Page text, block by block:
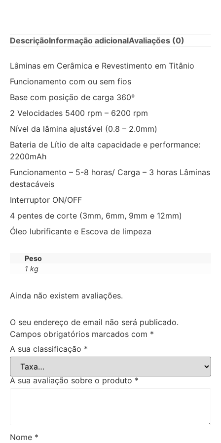
DescriçãoInformação adicionalAvaliações (0)
Lâminas em Cerâmica e Revestimento em Titânio
Funcionamento com ou sem fios
Base com posição de carga 360º
2 Velocidades 5400 rpm – 6200 rpm
Nível da lâmina ajustável (0.8 – 2.0mm)
Bateria de Lítio de alta capacidade e performance:
2200mAh
Funcionamento – 5-8 horas/ Carga – 3 horas Lâminas
destacáveis
Interruptor ON/OFF
4 pentes de corte (3mm, 6mm, 9mm e 12mm)
Óleo lubrificante e Escova de limpeza
Peso
1 kg
Ainda não existem avaliações.
O seu endereço de email não será publicado.
Campos obrigatórios marcados com *
A sua classificação *
A sua avaliação sobre o produto *
Nome *